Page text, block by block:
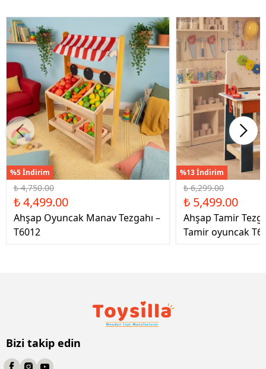
%5 İndirim
₺ 4,750.00
₺ 4,499.00
Ahşap Oyuncak Manav Tezgahı –
T6012
%13 İndirim
₺ 6,299.00
₺ 5,499.00
Ahşap Tamir
Tamir oyuncak
Bizi takip edin